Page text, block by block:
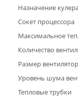
Назначение
Сокет процессора
Максимальное
Количество
Размер
Уровень шума
Тепловые трубки